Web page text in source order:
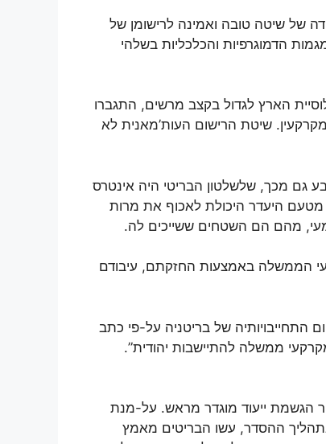
של שיטה טובה ואמינה לרישומן של
הדמוגרפיות והכלכליות בשלהי
הארץ לגדול בקצב מרשים, התגברו
שיטת הרישום העות’מאנית לא
גם מכך, שלשלטון הבריטי היה אינטרס
מטעם היעדר היכולת לאכוף את מרות
מהם הם השטחים ששייכים לה.
הממשלה באמצעות החזקתם, עיבודם
התחייבויותיה של בריטניה על-פי כתב
ממשלה להתיישבות יהודית”.
הגשמת ייעוד מוגדר מראש. על-מנת
ההסדר, עשו הבריטים מאמץ